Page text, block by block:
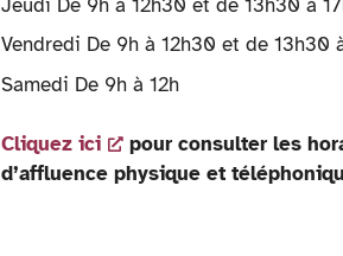
Jeudi De 9h à 12h30 et de 13h30 à
Vendredi De 9h à 12h30 et de 13h30
Samedi De 9h à 12h
Cliquez ici
pour consulter les
d’affluence physique et